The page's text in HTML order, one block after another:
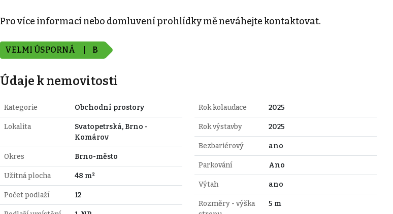
Pro více informací nebo domluvení prohlídky mě neváhejte kontaktovat.
VELMI ÚSPORNÁ B
Údaje k nemovitosti
Kategorie Obchodní prostory
Lokalita
Svatopetrská, Brno -
Komárov
Okres Brno-město
Užitná plocha 48 m²
Počet podlaží 12
Rok kolaudace 2025
Rok výstavby 2025
Bezbariérový ano
Parkování Ano
Výtah ano
Rozměry - výška
5 m